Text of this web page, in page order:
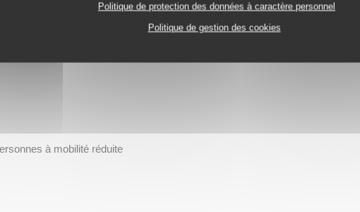
Politique de protection des données à caractère personnel
Politique de gestion des cookies
à mobilité réduite